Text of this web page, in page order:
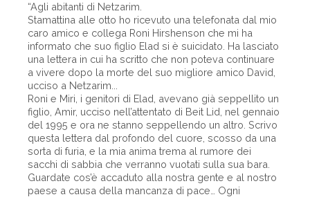
“Agli abitanti di Netzarim.
Stamattina alle otto ho ricevuto una telefonata dal mio
caro amico e collega Roni Hirshenson che mi ha
informato che suo figlio Elad si è suicidato. Ha lasciato
una lettera in cui ha scritto che non poteva continuare
a vivere dopo la morte del suo migliore amico David,
ucciso a Netzarim...
Roni e Miri, i genitori di Elad, avevano già seppellito un
figlio, Amir, ucciso nell’attentato di Beit Lid, nel gennaio
del 1995 e ora ne stanno seppellendo un altro. Scrivo
questa lettera dal profondo del cuore, scosso da una
sorta di furia, e la mia anima trema al rumore dei
sacchi di sabbia che verranno vuotati sulla sua bara.
Guardate cos’è accaduto alla nostra gente e al nostro
paese a causa della mancanza di pace… Ogni